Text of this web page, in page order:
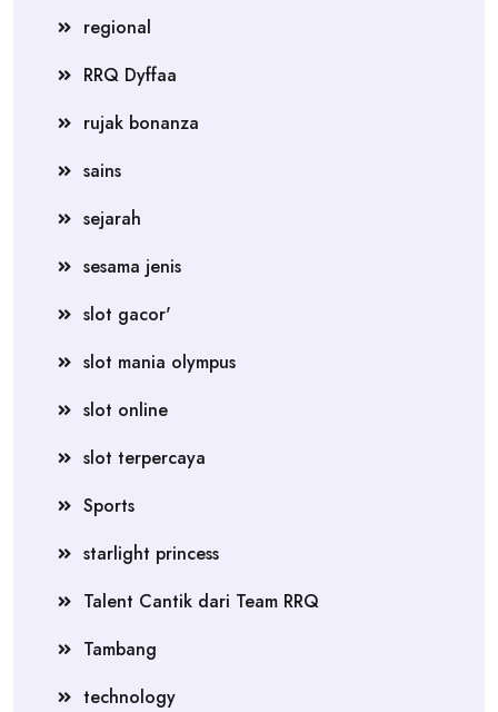
regional
RRQ Dyffaa
rujak bonanza
sains
sejarah
sesama jenis
slot gacor'
slot mania olympus
slot online
slot terpercaya
Sports
starlight princess
Talent Cantik dari Team RRQ
Tambang
technology